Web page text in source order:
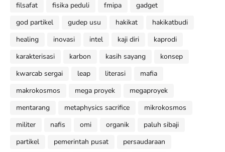
filsafat
fisika peduli fmipa
gadget
god partikel
gudep usu hakikat
hakikatbudi
healing
inovasi intel kaji diri
kaprodi
karakterisasi
karbon kasih sayang
konsep
kwarcab sergai
leap literasi
mafia
makrokosmos
mega proyek
megaproyek
mentarang
metaphysics sacrifice
mikrokosmos
militer
nafis omi organik
paluh sibaji
partikel
pemerintah pusat
persaudaraan